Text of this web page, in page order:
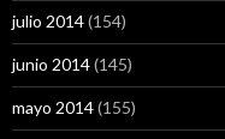
julio 2014(154)
junio 2014(145)
mayo 2014(155)